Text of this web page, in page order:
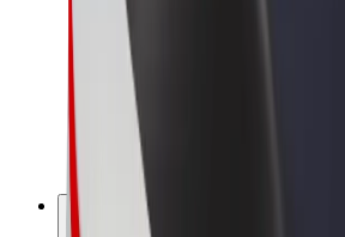
Bolt Food
Bolt Drive
Bolt for Business
Rowery elektryczne
Bolt Plus
Zarabiaj z Bolt